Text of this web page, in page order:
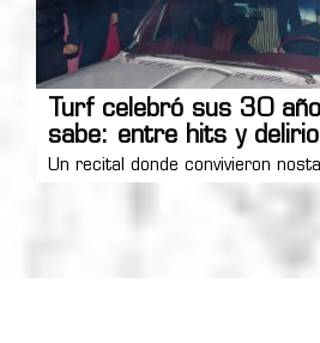
Turf celebró sus 30
sabe: entre hits y
Un recital donde convivieron